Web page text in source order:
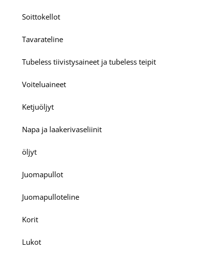
Soittokellot
Tavarateline
Tubeless tiivistysaineet ja tubeless teipit
Voiteluaineet
Ketjuöljyt
Napa ja laakerivaseliinit
öljyt
Juomapullot
Juomapulloteline
Korit
Lukot